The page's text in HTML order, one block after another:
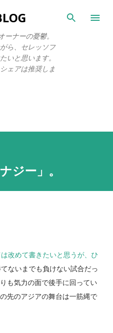
コンテンツに移動
ナーの憂鬱。
ら、セレッソフ
いと思います。
ェアは推奨しま
ジー」。
改めて書きたいと思うが、ひ
ないまでも負けない試合だっ
も気力の面で後手に回ってい
先のアジアの舞台は一筋縄で